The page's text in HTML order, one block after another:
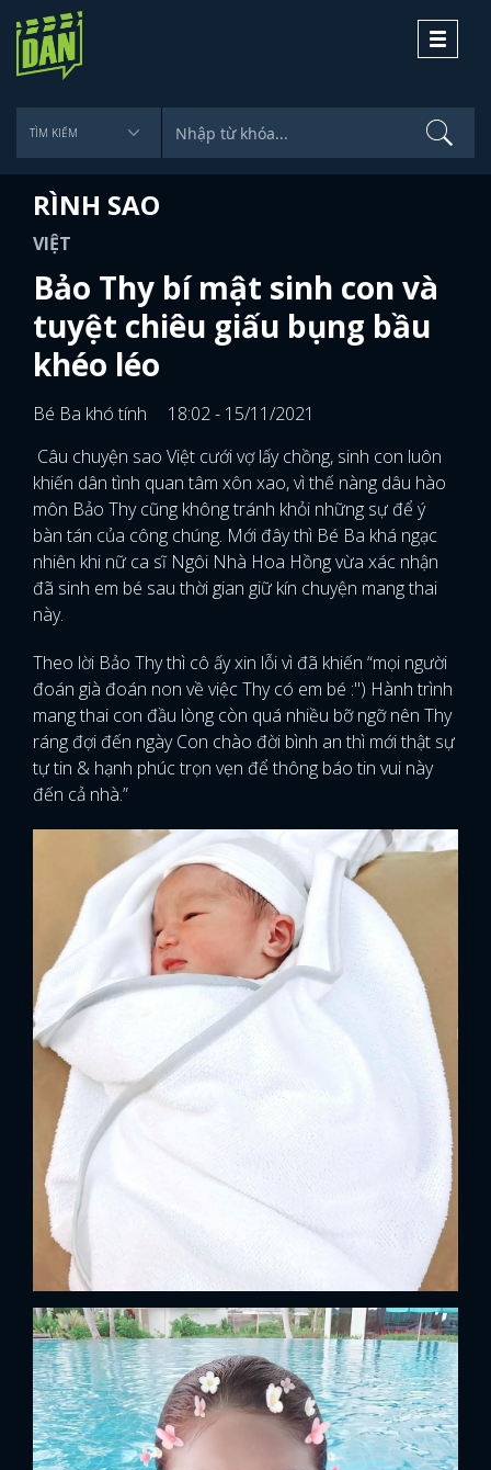
Toggle
RÌNH SAO
VIỆT
Bảo Thy bí mật sinh con và
tuyệt chiêu giấu bụng bầu
khéo léo
Bé Ba khó tính
18:02 - 15/11/2021
Câu chuyện sao Việt cưới vợ lấy chồng, sinh con luôn
khiến dân tình quan tâm xôn xao, vì thế nàng dâu hào
môn Bảo Thy cũng không tránh khỏi những sự để ý
bàn tán của công chúng. Mới đây thì Bé Ba khá ngạc
nhiên khi nữ ca sĩ Ngôi Nhà Hoa Hồng vừa xác nhận
đã sinh em bé sau thời gian giữ kín chuyện mang thai
này.
Theo lời Bảo Thy thì cô ấy xin lỗi vì đã khiến “mọi người
đoán già đoán non về việc Thy có em bé :") Hành trình
mang thai con đầu lòng còn quá nhiều bỡ ngỡ nên Thy
ráng đợi đến ngày Con chào đời bình an thì mới thật sự
tự tin & hạnh phúc trọn vẹn để thông báo tin vui này
đến cả nhà.”